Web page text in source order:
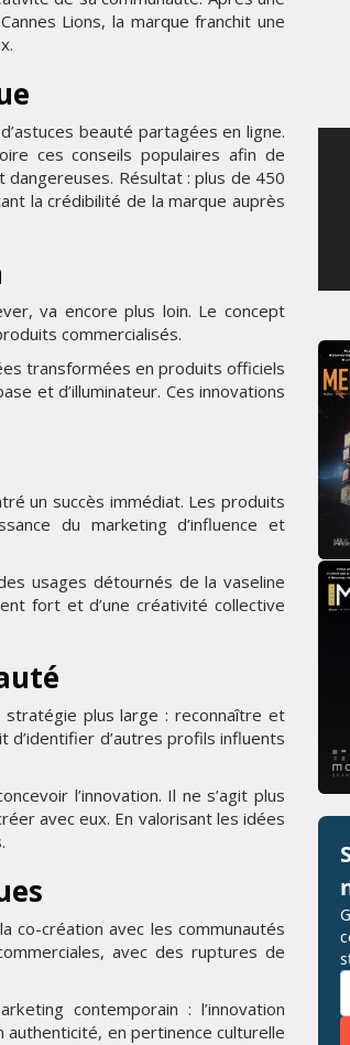
Lions, la marque franchit une
beauté partagées en ligne.
ces conseils populaires afin de
Résultat : plus de 450
la crédibilité de la marque auprès
va encore plus loin. Le concept
commercialisés.
transformées en produits officiels
et d’illuminateur. Ces innovations
un succès immédiat. Les produits
du marketing d’influence et
usages détournés de la vaseline
fort et d’une créativité collective
stratégie plus large : reconnaître et
d’identifier d’autres profils influents
l’innovation. Il ne s’agit plus
avec eux. En valorisant les idées
co-création avec les communautés
avec des ruptures de
contemporain : l’innovation
authenticité, en pertinence culturelle
31 JUILLET 2026